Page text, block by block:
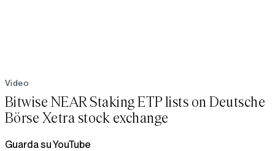
Video
Bitwise NEAR Staking ETP lists on Deutsche
Börse Xetra stock exchange
Guarda su YouTube